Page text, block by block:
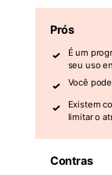
Prós
É um
seu uso
Você
Existem
limitar o
Contras